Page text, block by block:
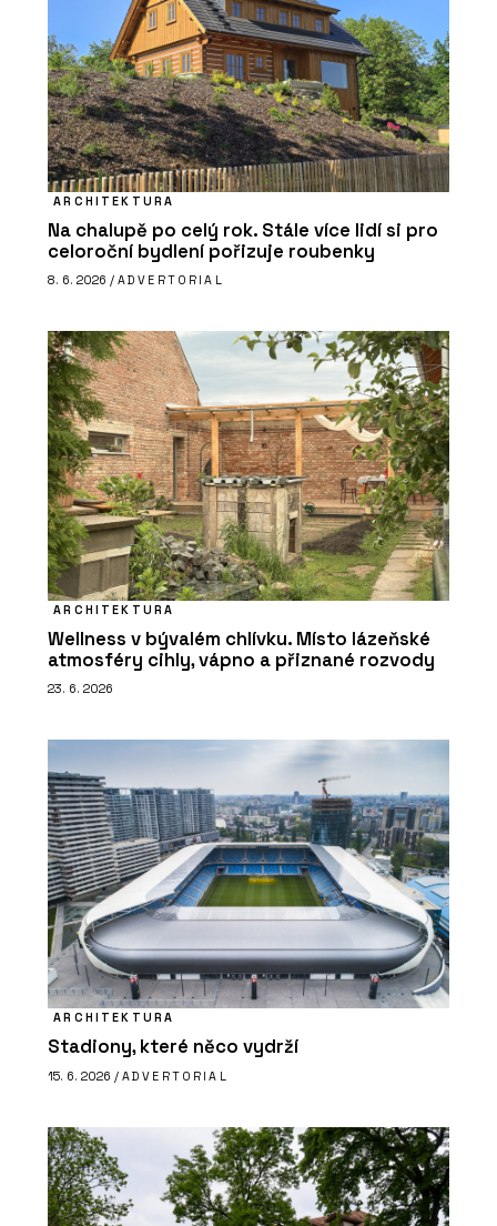
ARCHITEKTURA
Na chalupě po celý rok. Stále více lidí si pro
celoroční bydlení pořizuje roubenky
8. 6. 2026 / ADVERTORIAL
ARCHITEKTURA
Wellness v bývalém chlívku. Místo lázeňské
atmosféry cihly, vápno a přiznané rozvody
23. 6. 2026
ARCHITEKTURA
Stadiony, které něco vydrží
15. 6. 2026 / ADVERTORIAL